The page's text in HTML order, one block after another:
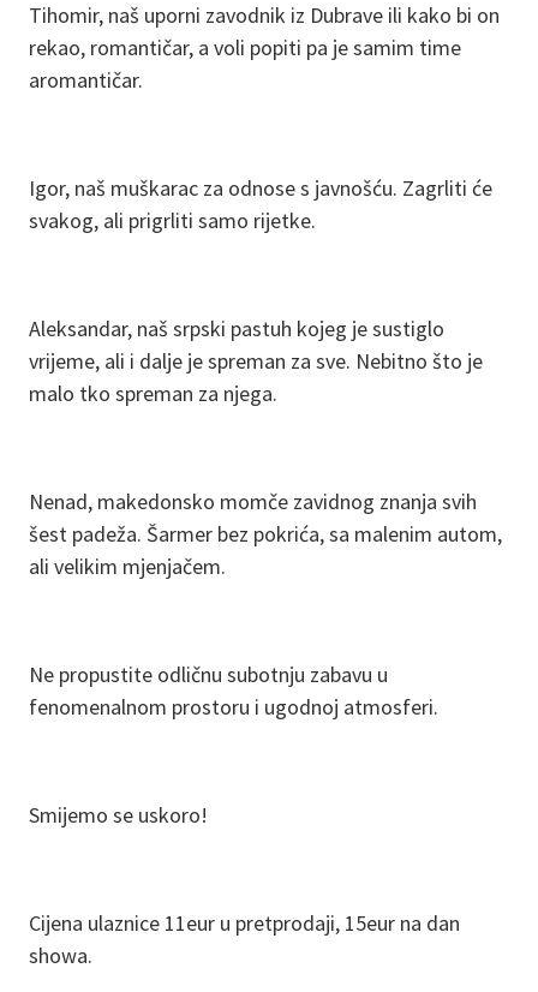
Tihomir, naš uporni zavodnik iz Dubrave ili kako bi on
rekao, romantičar, a voli popiti pa je samim time
aromantičar.
Igor, naš muškarac za odnose s javnošću. Zagrliti će
svakog, ali prigrliti samo rijetke.
Aleksandar, naš srpski pastuh kojeg je sustiglo
vrijeme, ali i dalje je spreman za sve. Nebitno što je
malo tko spreman za njega.
Nenad, makedonsko momče zavidnog znanja svih
šest padeža. Šarmer bez pokrića, sa malenim autom,
ali velikim mjenjačem.
Ne propustite odličnu subotnju zabavu u
fenomenalnom prostoru i ugodnoj atmosferi.
Smijemo se uskoro!
Cijena ulaznice 11eur u pretprodaji, 15eur na dan
showa.